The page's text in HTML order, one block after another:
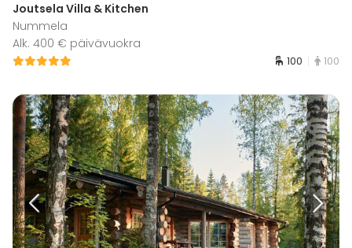
Joutsela Villa & Kitchen
Nummela
Alk. 400 € päivävuokra
100 100